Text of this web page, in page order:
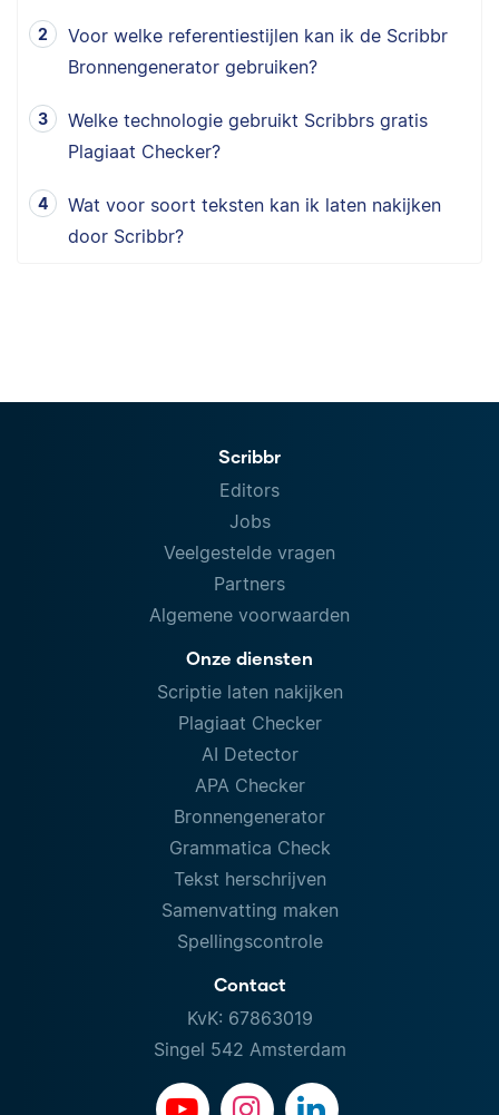
Voor welke referentiestijlen kan ik de Scribbr
Bronnengenerator gebruiken?
Welke technologie gebruikt Scribbrs gratis
Plagiaat Checker?
Wat voor soort teksten kan ik laten nakijken
door Scribbr?
Scribbr
Editors
Jobs
Veelgestelde vragen
Partners
Algemene voorwaarden
Onze diensten
Scriptie laten nakijken
Plagiaat Checker
AI Detector
APA Checker
Bronnengenerator
Grammatica Check
Tekst herschrijven
Samenvatting maken
Spellingscontrole
Contact
KvK: 67863019
Singel 542 Amsterdam